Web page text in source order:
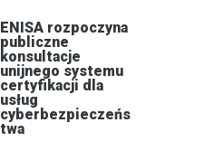
ENISA rozpoczyna
publiczne
konsultacje
unijnego systemu
certyfikacji dla
usług
cyberbezpieczeńs
twa